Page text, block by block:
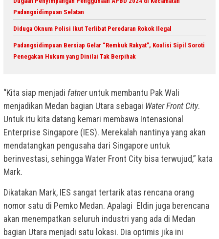
Padangsidimpuan Selatan
Diduga Oknum Polisi Ikut Terlibat Peredaran Rokok Ilegal
Padangsidimpuan Bersiap Gelar “Rembuk Rakyat”, Koalisi Sipil Soroti
Penegakan Hukum yang Dinilai Tak Berpihak
“Kita siap menjadi fatneruntuk membantu Pak Wali
menjadikan Medan bagian Utara sebagai Water Front City.
Untuk itu kita datang kemari membawa Intenasional
Enterprise Singapore (IES). Merekalah nantinya yang akan
mendatangkan pengusaha dari Singapore untuk
berinvestasi, sehingga Water Front City bisa terwujud,” kata
Mark.
Dikatakan Mark, IES sangat tertarik atas rencana orang
nomor satu di Pemko Medan. Apalagi Eldin juga berencana
akan menempatkan seluruh industri yang ada di Medan
bagian Utara menjadi satu lokasi. Dia optimis jika ini